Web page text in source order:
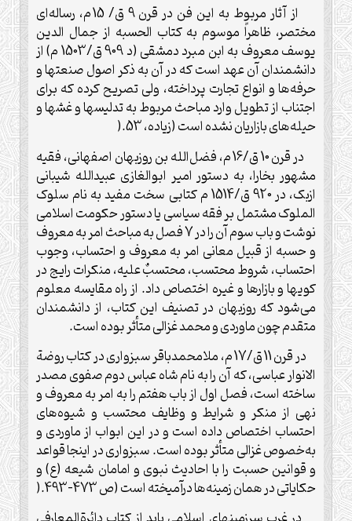
از آثار مربوط به این فن در قرن 9 ق/ 15 م، رساله‌ای
مختصر، ظاهراً موسوم به کتاب الحسبه از جمال الدین
یوسف معروف به ابن مبرد دمشقی (د 909 ق/1503 م) از
دانشمندان آن عهد است که در آن به ذکر اصول صنعتها و
حرفه‌ها و انواع تجارت پرداخته، ولی تصریح کرده که برای
اجتناب از تطویل وارد مباحث مربوط به تدلیسها و غشها و
حیله‌های بازاریان نشده است (زیاده، 53
).
در قرن 10 ق/16 م، فضل‌الله بن روزبهان اصفهانی، فقیه
مشهور بخارا، به دستور امیر ابوالغازی عبیدالله شیبانی
ازبک، در 920 ق/1514 م کتابی سخت مفید به نام سلوک
الملوک مشتمل بر فقه سیاسی یا دستور حکومت اسلامی
نوشت و باب سوم آن را در 7 فصل به مباحث امر به معروف
و حسبه از قبیل معانی امر به معروف و احتساب، وجوب
احتساب، شروط محتسب، محتسبٌ علیه، منکرات رایج در
کویها و بازارها و غیره اختصاص داد. از راه مقایسه معلوم
می‌شود که روزبهان در تصنیف این کتاب، از دانشمندان
متقدم چون ماوردی و محمد غزالی متأثر بوده است.
در قرن 11 ق/17 م، ملامحمدباقر سبزواری در کتاب روضة
الانوار عباسی، که آن را به نام شاه عباس دوم صفوی مصدر
ساخته است، فصل اول از باب هفتم را به امر به معروف و
نهی از منکر و شرایط و وظایف محتسب و شیوه‌های
احتساب اختصاص داده است و در این ابواب از ماوردی و
به‌خصوص غزالی متأثر بوده است. سبزواری در اینجا قواعد
و قوانین حسبت را با احادیث نبوی و امامان شیعه (ع) و
حکایاتی در همان زمینه‌ها درآمیخته است (ص 473-493
).